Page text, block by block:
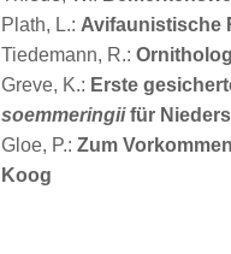
Plath, L.: Avifaunistische
Tiedemann, R.:
Greve, K.: Erste
soemmeringiifür
Gloe, P.: Zum
Koog